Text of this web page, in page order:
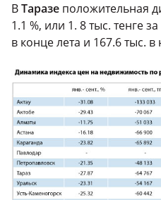
ВТаразе положительная
1.1 %, или 1. 8 тыс. тенге
в конце лета и 167.6 тыс.